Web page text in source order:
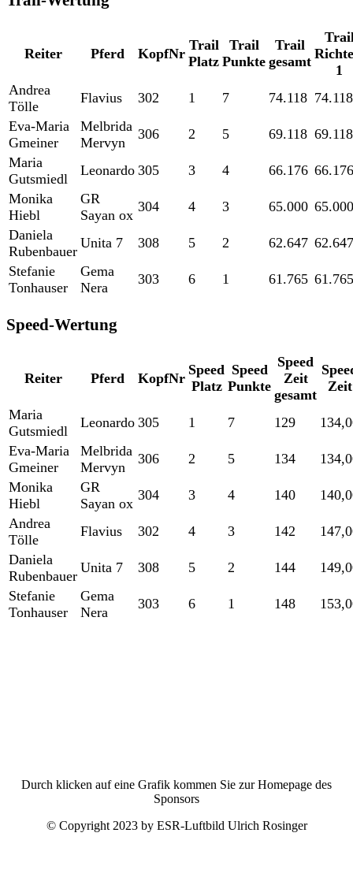
Reiter Pferd KopfNr
Trail
Platz
Trail
Punkte
Trail
gesamt
1
Andrea
Tölle
Flavius 302 1 7 74.118 74.118
Eva-Maria
Gmeiner
Melbrida
Mervyn
306 2 5 69.118 69.118
Maria
Gutsmiedl
Leonardo 305 3 4 66.176 66.176
Monika
Hiebl
GR
Sayan ox
304 4 3 65.000 65.000
Daniela
Rubenbauer
Unita 7 308 5 2 62.647 62.647
Stefanie
Tonhauser
Gema
Nera
303 6 1 61.765 61.765
Speed-Wertung
Reiter Pferd KopfNr
Speed
Platz
Speed
Punkte
Speed
Zeit
gesamt
Zeit
Maria
Gutsmiedl
Leonardo 305 1 7 129
Eva-Maria
Gmeiner
Melbrida
Mervyn
306 2 5 134
Monika
Hiebl
GR
Sayan ox
304 3 4 140
Andrea
Tölle
Flavius 302 4 3 142
Daniela
Rubenbauer
Unita 7 308 5 2 144
Stefanie
Tonhauser
Gema
Nera
303 6 1 148
Durch klicken auf eine Grafik kommen Sie zur Homepage des
Sponsors
© Copyright 2023 by ESR-Luftbild Ulrich Rosinger